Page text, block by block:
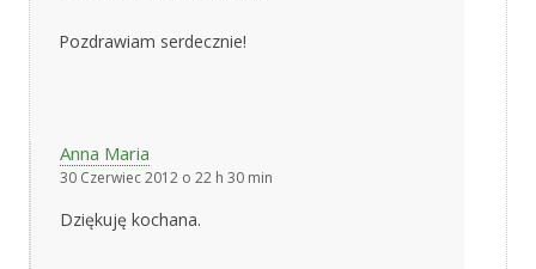
Pozdrawiam serdecznie!
Anna Maria
30 Czerwiec 2012 o 22 h 30 min
Dziękuję kochana.